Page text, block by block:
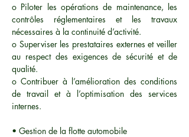
o Piloter les opérations de maintenance, les
contrôles réglementaires et les travaux
nécessaires à la continuité d’activité.
o Superviser les prestataires externes et veiller
au respect des exigences de sécurité et de
qualité.
o Contribuer à l’amélioration des conditions
de travail et à l’optimisation des services
internes.
• Gestion de la flotte automobile